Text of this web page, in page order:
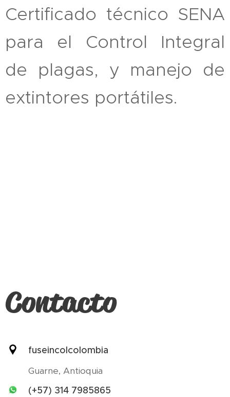
Certificado técnico SENA
para el Control Integral
de plagas, y manejo de
extintores portátiles.
Contacto
fuseincolcolombia
Guarne, Antioquia
(+57) 314 7985865